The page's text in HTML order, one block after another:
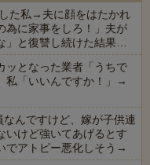
た私→夫に顔をはたかれ
為に家事をしろ！」夫が
」と復讐し続けた結果…
ッとなった業者「うちで
私「いいんですか！」→
んですけど、嫁が子供連
いけど強いてあげるとす
でアトピー悪化しそう→